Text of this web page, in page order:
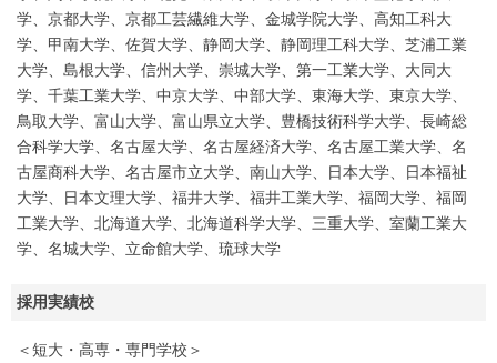
学、京都大学、京都工芸繊維大学、金城学院大学、高知工科大
学、甲南大学、佐賀大学、静岡大学、静岡理工科大学、芝浦工業
大学、島根大学、信州大学、崇城大学、第一工業大学、大同大
学、千葉工業大学、中京大学、中部大学、東海大学、東京大学、
鳥取大学、富山大学、富山県立大学、豊橋技術科学大学、長崎総
合科学大学、名古屋大学、名古屋経済大学、名古屋工業大学、名
古屋商科大学、名古屋市立大学、南山大学、日本大学、日本福祉
大学、日本文理大学、福井大学、福井工業大学、福岡大学、福岡
工業大学、北海道大学、北海道科学大学、三重大学、室蘭工業大
学、名城大学、立命館大学、琉球大学
採用実績校
＜短大・高専・専門学校＞